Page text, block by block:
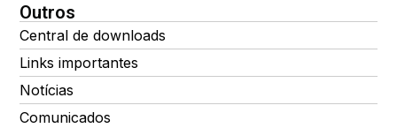
Outros
Central de downloads
Links importantes
Notícias
Comunicados